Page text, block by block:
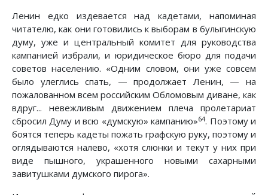
Ленин едко издевается над кадетами, напоминая
читателю, как они готовились к выборам в булыгинскую
думу, уже и центральный комитет для руководства
кампанией избрали, и юридическое бюро для подачи
советов населению. «Одним словом, они уже совсем
было улеглись спать, — продолжает Ленин, — на
пожалованном всем российским Обломовым диване, как
вдруг... невежливым движением плеча пролетариат
сбросил Думу и всю «думскую» кампанию»64. Поэтому и
боятся теперь кадеты пожать графскую руку, поэтому и
оглядываются налево, «хотя слюнки и текут у них при
виде пышного, украшенного новыми сахарными
завитушками думского пирога».